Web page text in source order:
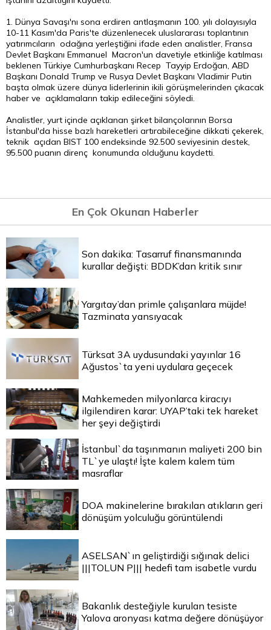
1. Dünya Savaşı'nı sona erdiren antlaşmanın 100. yılı dolayısıyla
10-11 Kasım'da Paris'te düzenlenecek uluslararası toplantının
yatırımcıların odağına yerleştiğini ifade eden analistler, Fransa
Devlet Başkanı Emmanuel Macron'un davetiyle etkinliğe katılması
beklenen Türkiye Cumhurbaşkanı Recep Tayyip Erdoğan, ABD
Başkanı Donald Trump ve Rusya Devlet Başkanı Vladimir Putin
başta olmak üzere dünya liderlerinin ikili görüşmelerinden çıkacak
haber ve açıklamaların takip edileceğini söyledi.
Analistler, yurt içinde açıklanan şirket bilançolarının Borsa
İstanbul'da hisse bazlı hareketleri artırabileceğine dikkati çekerek,
teknik açıdan BIST 100 endeksinde 92.500 seviyesinin destek,
95.500 puanın direnç konumunda olduğunu kaydetti.
En Çok Okunan Haberler
Son dakika: Tasarruf finansmanında
kurallar değişti: BDDK’dan kritik sınır
Yargıtay’dan primle çalışanlara müjde!
Tazminata yansıyacak
Türksat 3A uydusundaki yayınlar 16
Ağustos`ta yeni uydulara geçecek
Mahkemeden milyonlarca kiracıyı
ilgilendiren karar: UYAP’taki tek hareket
her şeyi değiştirdi
İstanbul`da taşınmanın maliyeti 200 bin
TL`ye ulaştı! İşte kalem kalem tüm
masraflar
DOA makinelerine bırakılan atıkların geri
dönüşüm yolculuğu görüntülendi
ASELSAN`ın geliştirdiği sığınak delici
|||TOLUN P||| hedefi tam isabetle vurdu
Bakanlık desteğiyle kurulan tesiste
Yalova aronyası katma değere dönüşüyor